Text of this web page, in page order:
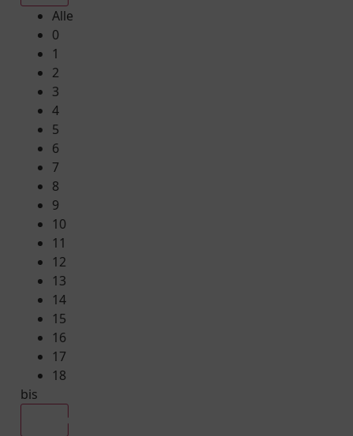
Alle
0
1
2
3
4
5
6
7
8
9
10
11
12
13
14
15
16
17
18
bis